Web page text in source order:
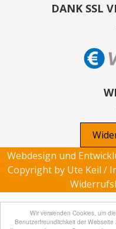
Wir verwenden Cookies, um
Benutzerfreundlichkeit der Webseite
DANK SSL
Webdesign und
Copyright by Ute Keil /